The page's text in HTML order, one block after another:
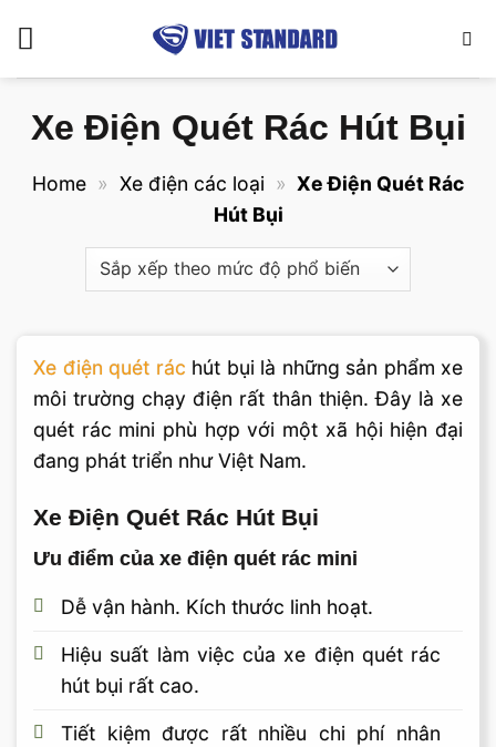
qua
nội
Xe Điện Quét Rác Hút Bụi
Home » Xe điện các loại » Xe Điện Quét Rác
Hút Bụi
Xe điện quét rác hút bụi là những sản phẩm xe
môi trường chạy điện rất thân thiện. Đây là xe
quét rác mini phù hợp với một xã hội hiện đại
đang phát triển như Việt Nam.
Xe Điện Quét Rác Hút Bụi
Ưu điểm của xe điện quét rác mini
Dễ vận hành. Kích thước linh hoạt.
Hiệu suất làm việc của xe điện quét rác
hút bụi rất cao.
Tiết kiệm được rất nhiều chi phí nhân